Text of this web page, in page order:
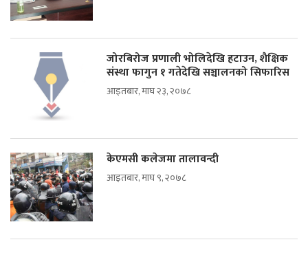
जोरबिरोज प्रणाली भोलिदेखि हटाउन, शैक्षिक
संस्था फागुन १ गतेदेखि सञ्चालनको सिफारिस
आइतबार, माघ २३, २०७८
केएमसी कलेजमा तालावन्दी
आइतबार, माघ ९, २०७८